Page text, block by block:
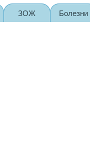
ЗОЖ Болезни